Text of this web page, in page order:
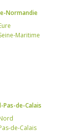
Normandie
Maritime
Pas-de-Calais
de-Calais